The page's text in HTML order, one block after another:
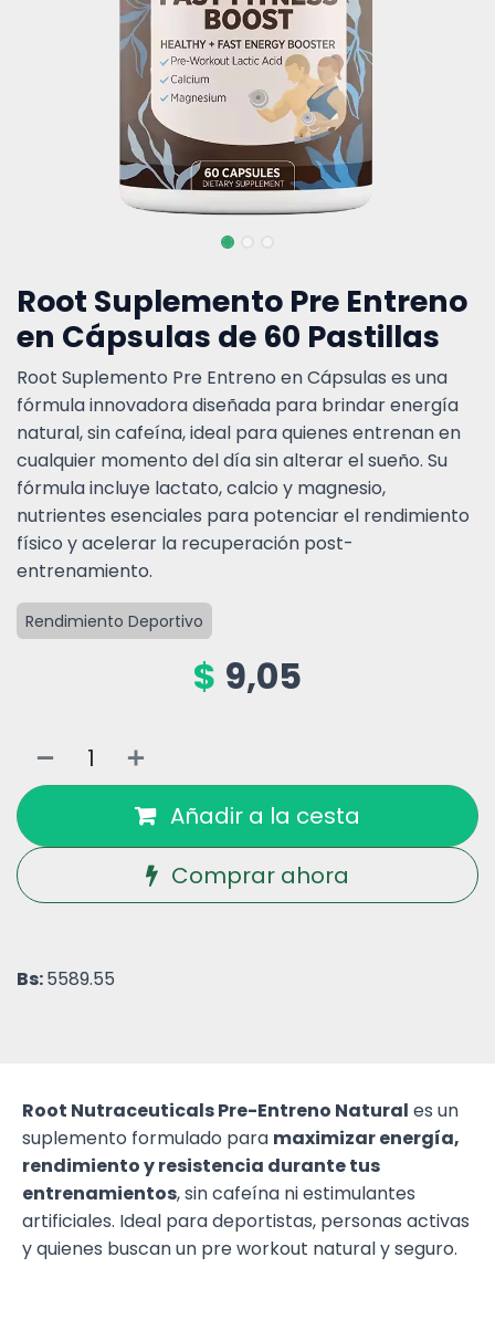
Root Suplemento Pre Entreno
en Cápsulas de 60 Pastillas
Root Suplemento Pre Entreno en Cápsulas es una
fórmula innovadora diseñada para brindar energía
natural, sin cafeína, ideal para quienes entrenan en
cualquier momento del día sin alterar el sueño. Su
fórmula incluye lactato, calcio y magnesio,
nutrientes esenciales para potenciar el rendimiento
físico y acelerar la recuperación post-
entrenamiento.
Rendimiento Deportivo
$ 9,05
Añadir a la cesta
Comprar ahora
Bs:5589.55
Root Nutraceuticals Pre-Entreno Natural es un
suplemento formulado para maximizar energía,
rendimiento y resistencia durante tus
entrenamientos, sin cafeína ni estimulantes
artificiales. Ideal para deportistas, personas activas
y quienes buscan un pre workout natural y seguro.